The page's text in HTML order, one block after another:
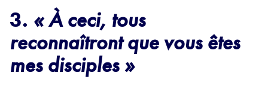
3. «À ceci, tous
reconnaîtront que vous êtes
mes disciples »